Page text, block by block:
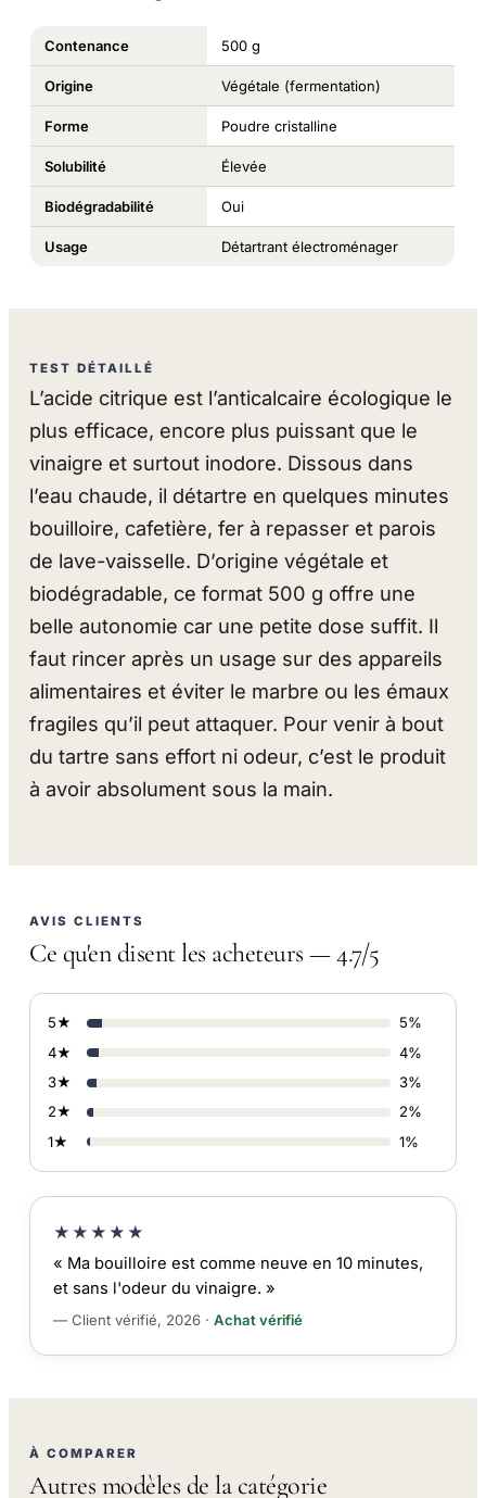
Contenance 500 g
Origine Végétale (fermentation)
Forme Poudre cristalline
Solubilité Élevée
Biodégradabilité Oui
Usage Détartrant électroménager
TEST DÉTAILLÉ
L’acide citrique est l’anticalcaire écologique le
plus efficace, encore plus puissant que le
vinaigre et surtout inodore. Dissous dans
l’eau chaude, il détartre en quelques minutes
bouilloire, cafetière, fer à repasser et parois
de lave-vaisselle. D’origine végétale et
biodégradable, ce format 500 g offre une
belle autonomie car une petite dose suffit. Il
faut rincer après un usage sur des appareils
alimentaires et éviter le marbre ou les émaux
fragiles qu’il peut attaquer. Pour venir à bout
du tartre sans effort ni odeur, c’est le produit
à avoir absolument sous la main.
AVIS CLIENTS
Ce qu'en disent les acheteurs — 4.7/5
5★
5%
4★
4%
3★
3%
2★
2%
1★
1%
★★★★★
« Ma bouilloire est comme neuve en 10 minutes,
et sans l'odeur du vinaigre. »
— Client vérifié, 2026 · Achat vérifié
À COMPARER
Autres modèles de la catégorie